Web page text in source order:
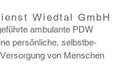
Pflegedienst Wiedtal GmbH
ambu­lante PDW
persön­liche, selbst­be­
von Menschen